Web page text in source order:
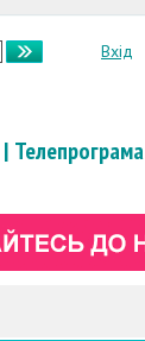
Вхід
| Телепрограма